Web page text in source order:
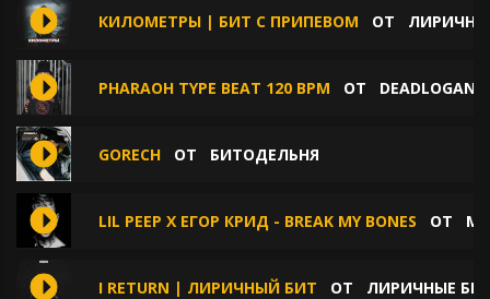
КИЛОМЕТРЫ | БИТ С ПРИПЕВОМ ОТ
PHARAOH TYPE BEAT 120 BPM ОТ DEADLOGAN
GORECH ОТ БИТОДЕЛЬНЯ
LIL PEEP X ЕГОР КРИД - BREAK MY BONES ОТ
I RETURN | ЛИРИЧНЫЙ БИТ ОТ ЛИРИЧНЫЕ